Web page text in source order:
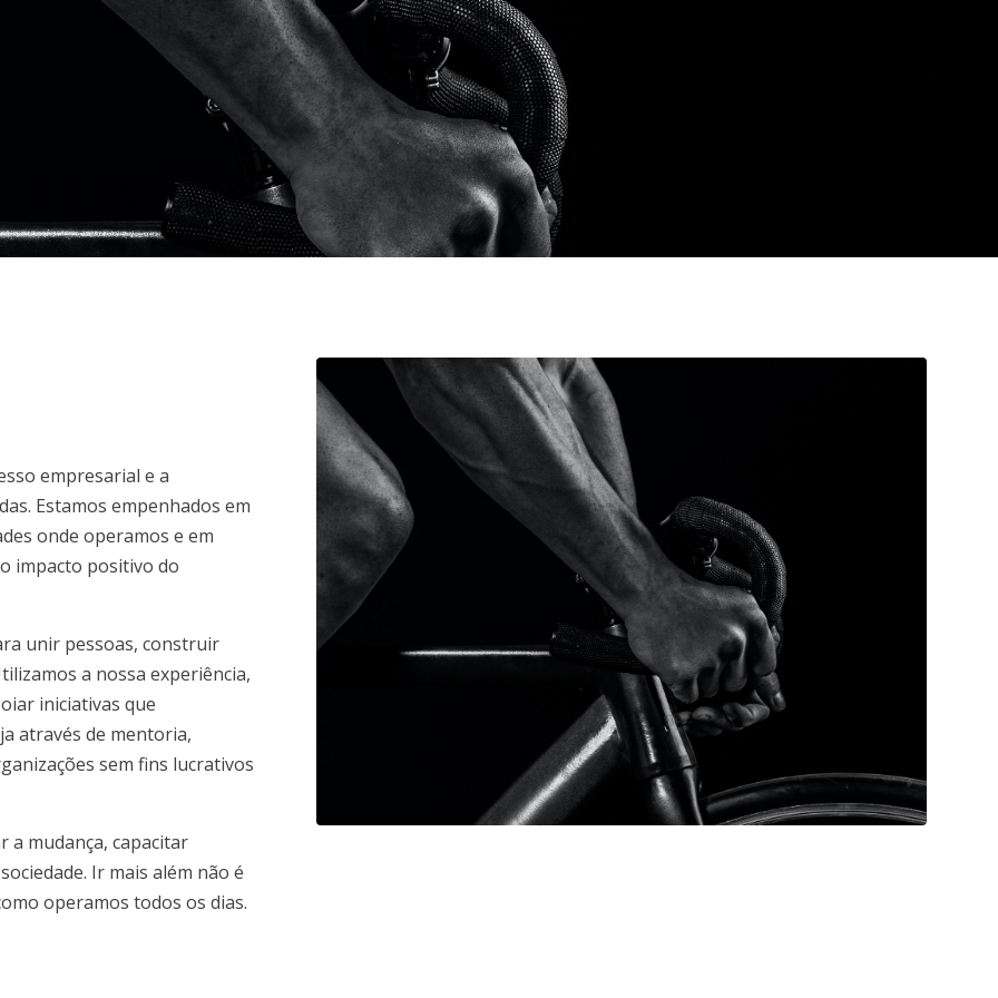
empresarial e a
Estamos empenhados em
onde operamos e em
impacto positivo do
unir pessoas, construir
a nossa experiência,
iniciativas que
através de mentoria,
sem fins lucrativos
a mudança, capacitar
Ir mais além não é
operamos todos os dias.